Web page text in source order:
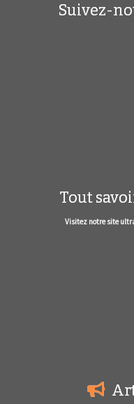
Suivez-
Tout
Visitez notre site